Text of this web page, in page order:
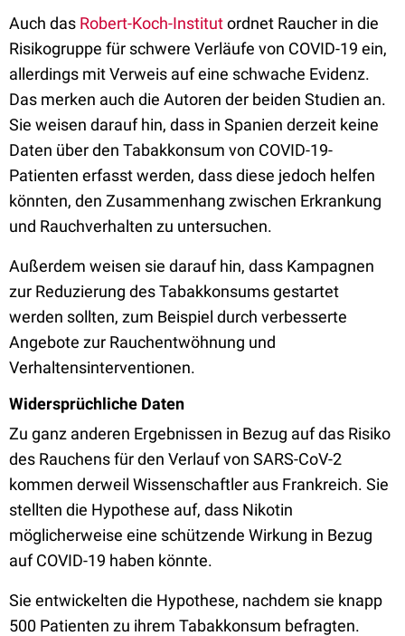
Auch das Robert-Koch-Institutordnet Raucher in die
Risikogruppe für schwere Verläufe von COVID-19 ein,
allerdings mit Verweis auf eine schwache Evidenz.
Das merken auch die Autoren der beiden Studien an.
Sie weisen darauf hin, dass in Spanien derzeit keine
Daten über den Tabakkonsum von COVID-19-
Patienten erfasst werden, dass diese jedoch helfen
könnten, den Zusammenhang zwischen Erkrankung
und Rauchverhalten zu untersuchen.
Außerdem weisen sie darauf hin, dass Kampagnen
zur Reduzierung des Tabakkonsums gestartet
werden sollten, zum Beispiel durch verbesserte
Angebote zur Rauchentwöhnung und
Verhaltensinterventionen.
Widersprüchliche Daten
Zu ganz anderen Ergebnissen in Bezug auf das Risiko
des Rauchens für den Verlauf von SARS-CoV-2
kommen derweil Wissenschaftler aus Frankreich. Sie
stellten die Hypothese auf, dass Nikotin
möglicherweise eine schützende Wirkung in Bezug
auf COVID-19 haben könnte.
Sie entwickelten die Hypothese, nachdem sie knapp
500 Patienten zu ihrem Tabakkonsum befragten.